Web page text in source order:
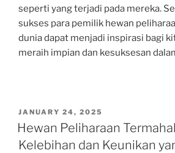
seperti yang terjadi pada mereka.
sukses para pemilik hewan
dunia dapat menjadi inspirasi bagi
meraih impian dan kesuksesan
POSTED
ON
JANUARY 24, 2025
Hewan Peliharaan
Kelebihan dan Keunikan